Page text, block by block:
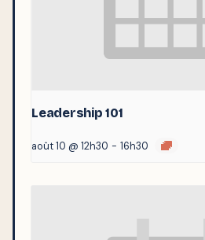
Leadership 101
août 10 @ 12h30 - 16h30